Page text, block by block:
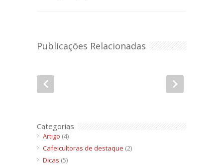
Publicações Relacionadas
Categorias
Artigo (4)
Cafeicultoras de destaque (2)
Dicas (5)